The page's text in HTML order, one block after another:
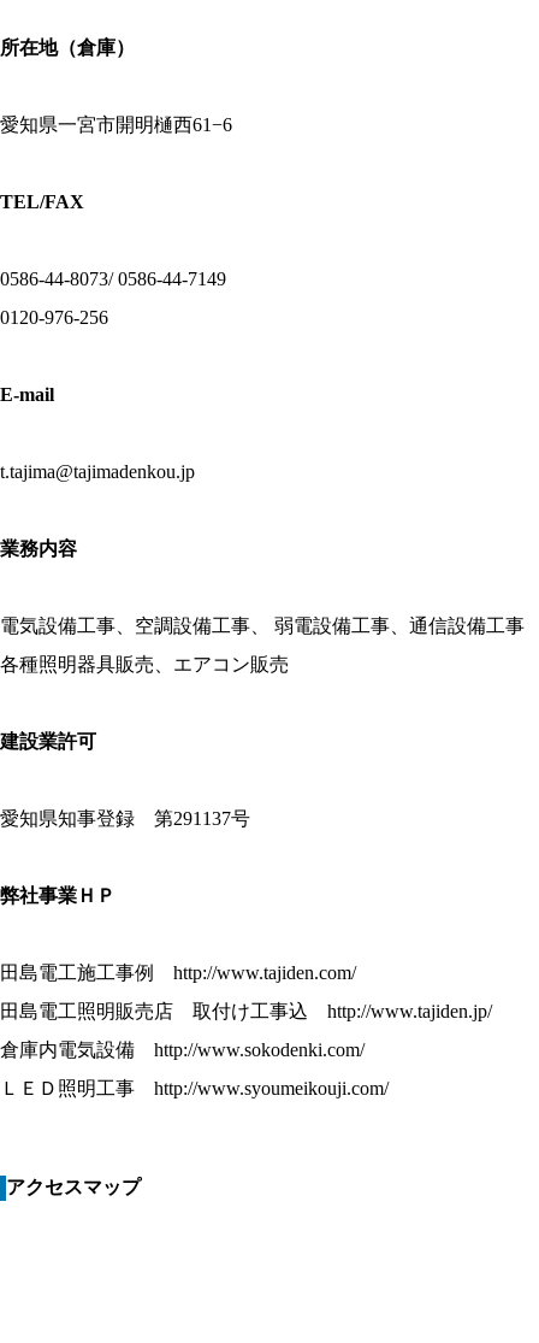
所在地（倉庫）
愛知県一宮市開明樋西61−6
TEL/FAX
0586-44-8073/ 0586-44-7149
0120-976-256
E-mail
t.tajima@tajimadenkou.jp
業務内容
電気設備工事、空調設備工事、 弱電設備工事、通信設備工事
各種照明器具販売、エアコン販売
建設業許可
愛知県知事登録 第291137号
弊社事業ＨＰ
田島電工施工事例 http://www.tajiden.com/
田島電工照明販売店 取付け工事込 http://www.tajiden.jp/
倉庫内電気設備 http://www.sokodenki.com/
ＬＥＤ照明工事 http://www.syoumeikouji.com/
アクセスマップ